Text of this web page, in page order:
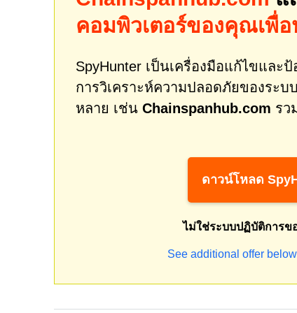
คอมพิวเตอร์ของคุณเพื่
SpyHunter เป็นเครื่องมือแก้ไขแล
การวิเคราะห์ความปลอดภัยของระ
หลาย เช่น Chainspanhub.com รว
ดาวน์โหลด
ไม่ใช่ระบบปฏิบัติการข
See additional offer